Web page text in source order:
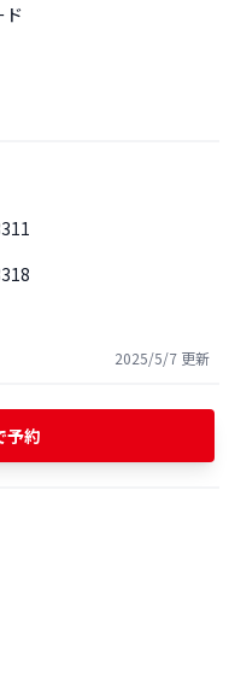
ド
2025/5/7 更新
予約